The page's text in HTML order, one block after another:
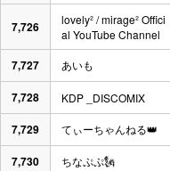
7,726
lovely² / mirage² Offici
al YouTube Channel
7,727 あいも
7,728 KDP _DISCOMIX
7,729 てぃーちゃんねる👑
7,730 ちなぷぷ🗽